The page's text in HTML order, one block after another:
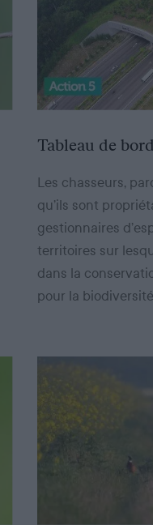
Tableau de bord
Les chasseurs,
qu’ils sont
gestionnaires
territoires sur
dans la
pour la